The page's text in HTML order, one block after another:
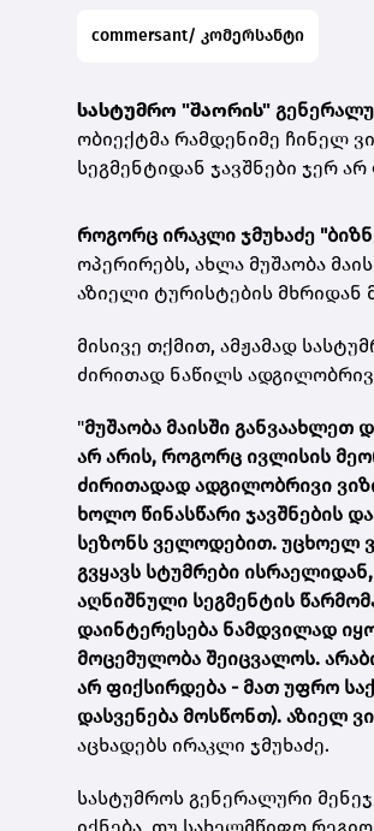
commersant/ კომერსანტი
სასტუმრო "შაორის"
ობიექტმა რამდენიმე ჩინელ
სეგმენტიდან ჯავშნები ჯერ
როგორც ირაკლი ჯმუხაძე
ოპერირებს, ახლა მუშაობა
აზიელი ტურისტების მხრიდან
მისივე თქმით, ამჟამად
ძირითად ნაწილს
"მუშაობა მაისში
არ არის, როგორც ივლისის
ძირითადად ადგილობრივი
ხოლო წინასწარი ჯავშნების
სეზონს ველოდებით. უცხოელ
გვყავს სტუმრები
აღნიშნული სეგმენტის
დაინტერესება ნამდვილად
მოცემულობა შეიცვალოს.
არ ფიქსირდება - მათ უფრო
დასვენება მოსწონთ). აზიელ
აცხადებს ირაკლი ჯმუხაძე.
სასტუმროს გენერალური